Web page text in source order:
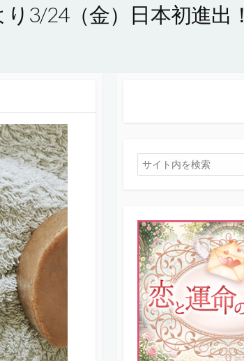
3/24（金）日本初進出！
検
索